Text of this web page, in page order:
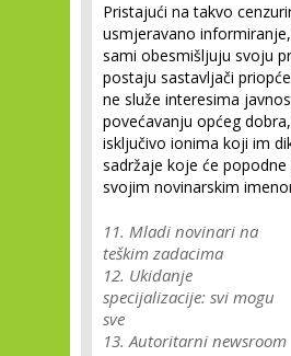
Pristajući na takvo
usmjeravano
sami obesmišljuju svoju
postaju sastavljači
ne služe interesima
povećavanju općeg
isključivo ionima koji im
sadržaje koje će
svojim novinarskim
11. Mladi novinari na
teškim zadacima
12. Ukidanje
specijalizacije: svi mogu
sve
13. Autoritarni newsroom